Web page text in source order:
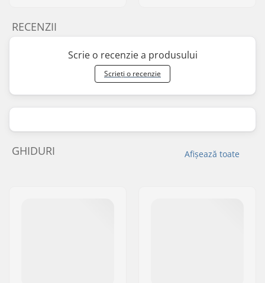
RECENZII
Scrie o recenzie a produsului
Scrieți o recenzie
Afișează toate
GHIDURI